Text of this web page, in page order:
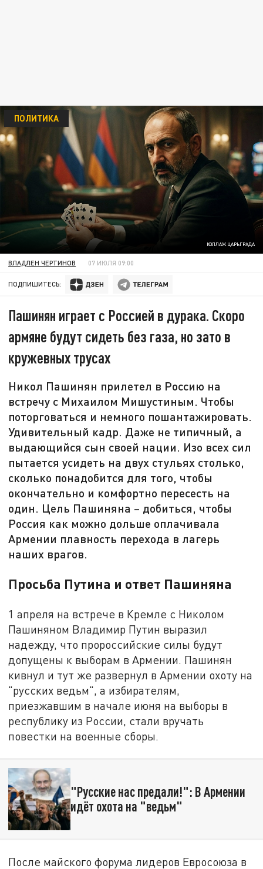
КОЛЛАЖ ЦАРЬГРАДА
ПОЛИТИКА
ВЛАДЛЕН ЧЕРТИНОВ 07 ИЮЛЯ 09:00
ПОДПИШИТЕСЬ:
Пашинян играет с Россией в дурака. Скоро
армяне будут сидеть без газа, но зато в
кружевных трусах
Никол Пашинян прилетел в Россию на
встречу с Михаилом Мишустиным. Чтобы
поторговаться и немного пошантажировать.
Удивительный кадр. Даже не типичный, а
выдающийся сын своей нации. Изо всех сил
пытается усидеть на двух стульях столько,
сколько понадобится для того, чтобы
окончательно и комфортно пересесть на
один. Цель Пашиняна – добиться, чтобы
Россия как можно дольше оплачивала
Армении плавность перехода в лагерь
наших врагов.
Просьба Путина и ответ Пашиняна
1 апреля на встрече в Кремле с Николом
Пашиняном Владимир Путин выразил
надежду, что пророссийские силы будут
допущены к выборам в Армении. Пашинян
кивнул и тут же развернул в Армении охоту на
"русских ведьм", а избирателям,
приезжавшим в начале июня на выборы в
республику из России, стали вручать
повестки на военные сборы.
"Русские нас предали!": В Армении
идёт охота на "ведьм"
После майского форума лидеров Евросоюза в